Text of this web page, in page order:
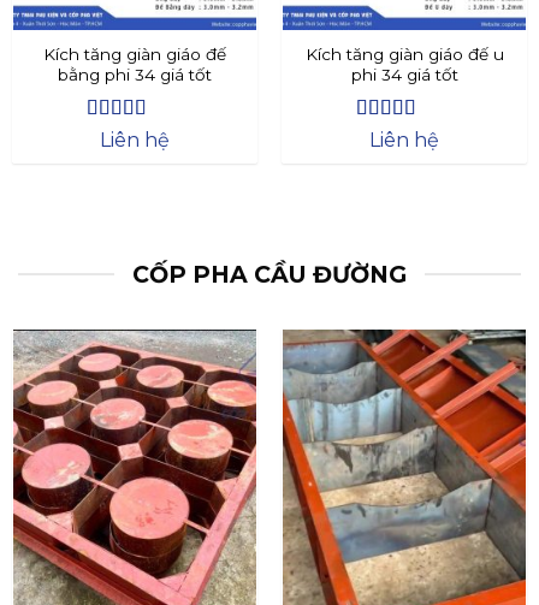
Kích tăng giàn giáo đế
bằng phi 34 giá tốt
Được xếp
5
Liên hệ
Kích tăng giàn giáo đế u
phi 34 giá tốt
Được xếp
5
Liên hệ
CỐP PHA CẦU ĐƯỜNG